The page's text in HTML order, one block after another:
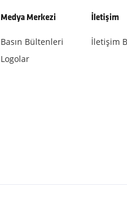
Medya Merkezi
Basın Bültenleri
Logolar
İletişim
İletişim